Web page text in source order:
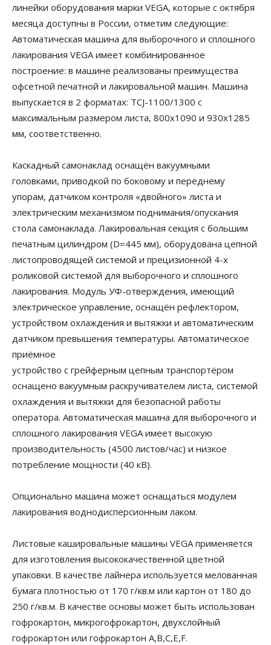
линейки оборудования марки VEGA, которые с октября
месяца доступны в России, отметим следующие:
Автоматическая машина для выборочного и сплошного
лакирования VEGA имеет комбинированное
построение: в машине реализованы преимущества
офсетной печатной и лакировальной машин. Машина
выпускается в 2 форматах: TCJ-1100/1300 с
максимальным размером листа, 800х1090 и 930х1285
мм, соответственно.
Каскадный самонаклад оснащён вакуумными
головками, приводкой по боковому и переднему
упорам, датчиком контроля «двойного» листа и
электрическим механизмом поднимания/опускания
стола самонаклада. Лакировальная секция с большим
печатным цилиндром (D=445 мм), оборудована цепной
листопроводящей системой и прецизионной 4-х
роликовой системой для выборочного и сплошного
лакирования. Модуль УФ-отверждения, имеющий
электрическое управление, оснащён рефлектором,
устройством охлаждения и вытяжки и автоматическим
датчиком превышения температуры. Автоматическое
приёмное
устройство с грейферным цепным транспортёром
оснащено вакуумным раскручивателем листа, системой
охлаждения и вытяжки для безопасной работы
оператора. Автоматическая машина для выборочного и
сплошного лакирования VEGA имеет высокую
производительность (4500 листов/час) и низкое
потребление мощности (40 кВ).
Опционально машина может оснащаться модулем
лакирования воднодисперсионным лаком.
Листовые кашировальные машины VEGA применяется
для изготовления высококачественной цветной
упаковки. В качестве лайнера используется мелованная
бумага плотностью от 170 г/кв.м или картон от 180 до
250 г/кв.м. В качестве основы может быть использован
гофрокартон, микрогофрокартон, двухслойный
гофрокартон или гофрокартон А,В,С,Е,F.